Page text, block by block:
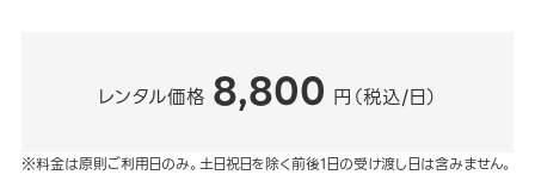
レンタル価格 8,800 円（税込/日）
※料金は原則ご利用日のみ。土日祝日を除く前後1日の受け渡し日は含みません。